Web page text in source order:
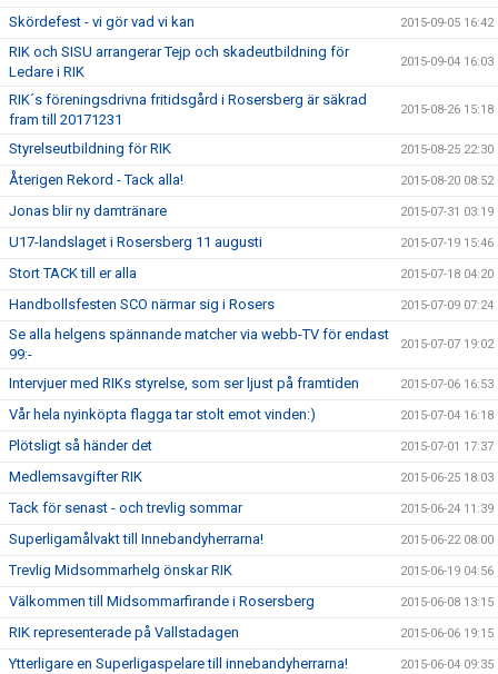
Skördefest - vi gör vad vi kan 2015-09-05 16:42
RIK och SISU arrangerar Tejp och skadeutbildning för
Ledare i RIK
2015-09-04 16:03
RIK´s föreningsdrivna fritidsgård i Rosersberg är säkrad
fram till 20171231
2015-08-26 15:18
Styrelseutbildning för RIK 2015-08-25 22:30
Återigen Rekord - Tack alla! 2015-08-20 08:52
Jonas blir ny damtränare 2015-07-31 03:19
U17-landslaget i Rosersberg 11 augusti 2015-07-19 15:46
Stort TACK till er alla 2015-07-18 04:20
Handbollsfesten SCO närmar sig i Rosers 2015-07-09 07:24
Se alla helgens spännande matcher via webb-TV för endast
99:-
2015-07-07 19:02
Intervjuer med RIKs styrelse, som ser ljust på framtiden 2015-07-06 16:53
Vår hela nyinköpta flagga tar stolt emot vinden:) 2015-07-04 16:18
Plötsligt så händer det 2015-07-01 17:37
Medlemsavgifter RIK 2015-06-25 18:03
Tack för senast - och trevlig sommar 2015-06-24 11:39
Superligamålvakt till Innebandyherrarna! 2015-06-22 08:00
Trevlig Midsommarhelg önskar RIK 2015-06-19 04:56
Välkommen till Midsommarfirande i Rosersberg 2015-06-08 13:15
RIK representerade på Vallstadagen 2015-06-06 19:15
Ytterligare en Superligaspelare till innebandyherrarna! 2015-06-04 09:35